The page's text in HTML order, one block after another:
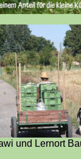
und Lernort